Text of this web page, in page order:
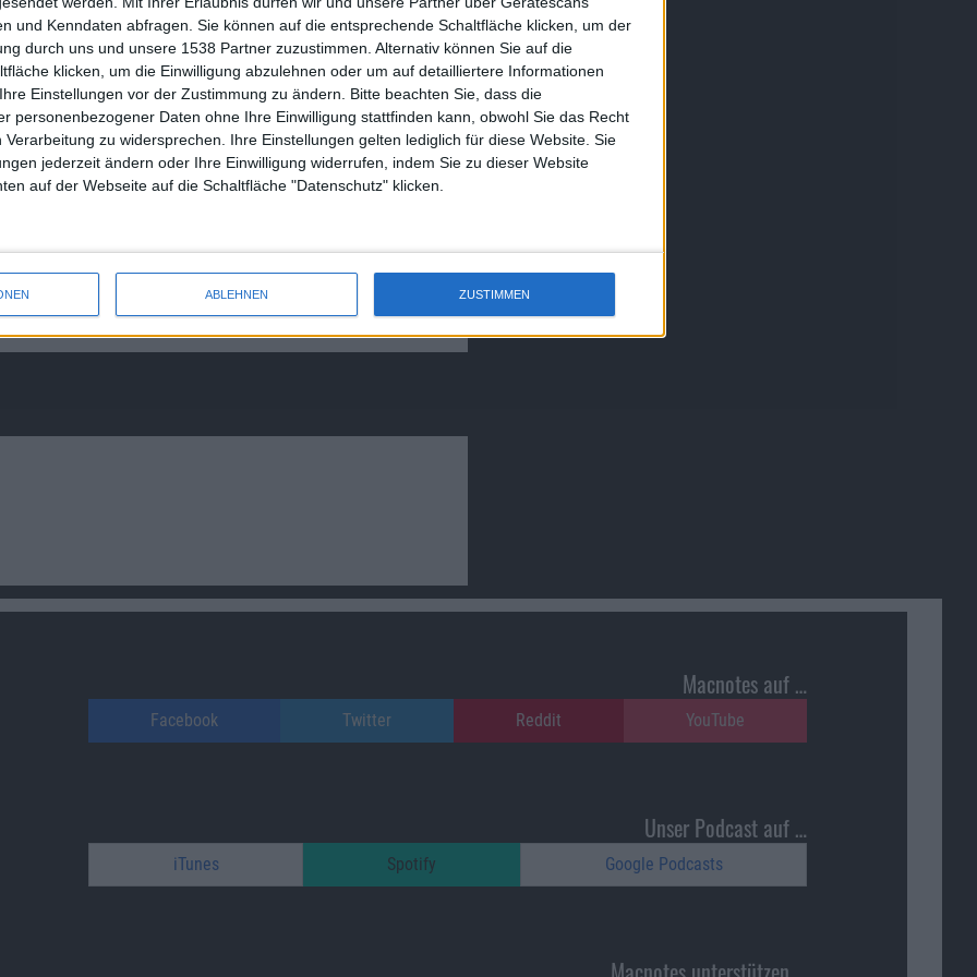
und Kenndaten abfragen. Sie können auf die entsprechende Schaltfläche klicken, um der
durch uns und unsere 1538 Partner zuzustimmen. Alternativ können Sie auf die
klicken, um die Einwilligung abzulehnen oder um auf detailliertere Informationen
Einstellungen vor der Zustimmung zu ändern.
Bitte beachten Sie, dass die
personenbezogener Daten ohne Ihre Einwilligung stattfinden kann, obwohl Sie das Recht
Verarbeitung zu widersprechen. Ihre Einstellungen gelten lediglich für diese Website. Sie
jederzeit ändern oder Ihre Einwilligung widerrufen, indem Sie zu dieser Website
auf der Webseite auf die Schaltfläche "Datenschutz" klicken.
ABLEHNEN ZUSTIMMEN
Heavy Bulletstorm – Test: Rächer im
Kugelhagel am PC
28.03.2011
Macnotes auf …
Facebook Twitter Reddit YouTube
Unser Podcast auf …
iTunes Spotify Google Podcasts